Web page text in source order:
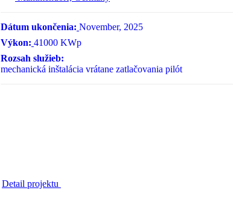
Dátum ukončenia: November, 2025
Výkon: 41000 KWp
Rozsah služieb:
mechanická inštalácia vrátane zatlačovania pilót
Detail projektu